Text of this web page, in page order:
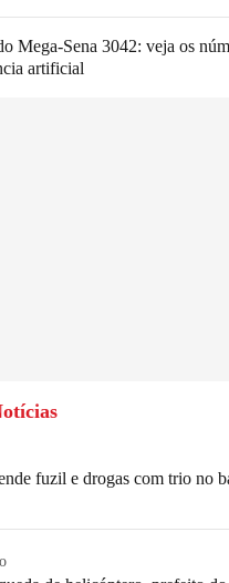
Mega-Sena 3042: veja os
artificial
fuzil e drogas com trio no